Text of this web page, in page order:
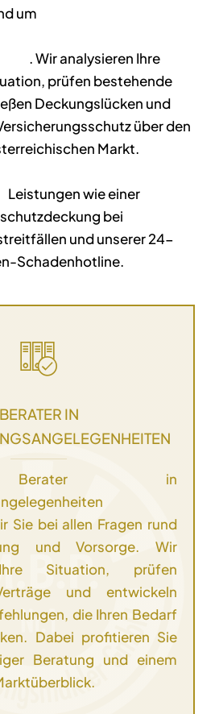
um
. Wir analysieren Ihre
prüfen bestehende
Deckungslücken und
über den
Markt.
Leistungen wie einer
bei
und unserer 24-
Schadenhotline.
BERATER IN
in
Sie bei allen Fragen rund
und Vorsorge. Wir
Situation, prüfen
und entwickeln
die Ihren Bedarf
Dabei profitieren Sie
Beratung und einem